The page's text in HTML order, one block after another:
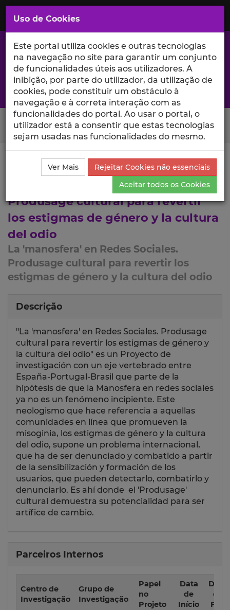
Saltar
para
Conteúdo
Principal
A excelência da investigação e ciência no Iscte
Search Button
Ciência_Iscte Lista de Projetos Projeto
La 'manosfera' en Redes Sociales.
Produsage cultural para revertir
los estigmas de género y la cultura
del odio
La 'manosfera' en Redes Sociales.
Produsage cultural para revertir los
estigmas de género y la cultura del odio
Descrição
"La 'manosfera' en Redes Sociales. Produsage
cultural para revertir los estigmas de género y
la cultura del odio" es un Proyecto de
investigación con un eje vertebrado entre
España-Portugal-Brasil que parte de la
hipótesis de que la Manosfera en redes sociales
ya no es un fenómeno incipiente. Este
neologismo que hace referencia a aquellas
comunidades en línea que promueven la
misoginia, los estigmas de género y la cultura
del odio, supone un problema internacional,
que ha de ser denunciado y combatido a partir
de la sensibilización y formación de los
usuarios, que pueden detectarlo, combatirlo y
denunciarlo. Es ahí donde el 'Produsage'
cultural demuestra su potencialidad para ser
artífice de cambio.
Parceiros Internos
Centro de
Investigação
Grupo de
Investigação
Papel
no
Projeto
Data
de
Início
Data
de
Fim
Uso de Cookies
Este portal utiliza cookies e outras tecnologias
na navegação no site para garantir um conjunto
de funcionalidades úteis aos utilizadores. A
inibição, por parte do utilizador, da utilização de
cookies, pode constituir um obstáculo à
navegação e à correta interação com as
funcionalidades do portal. Ao usar o portal, o
utilizador está a consentir que estas tecnologias
sejam usadas nas funcionalidades do mesmo.
Ver Mais
Rejeitar Cookies não essenciais
Aceitar todos os Cookies